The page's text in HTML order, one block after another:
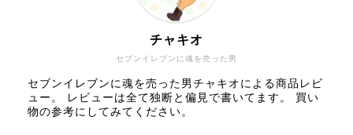
セブンイレブンに魂を売った男
チャキオ
セブンイレブンに魂を売った男チャキオによる商品レビ
ュー。 レビューは全て独断と偏見で書いてます。 買い
物の参考にしてみてください。